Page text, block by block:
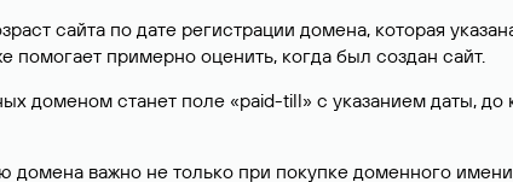
сайта по дате регистрации домена, которая
помогает примерно оценить, когда был создан сайт.
доменом станет поле «paid-till» с указанием даты,
домена важно не только при покупке доменного